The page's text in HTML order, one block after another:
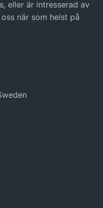
eller är intresserad av
när som helst på